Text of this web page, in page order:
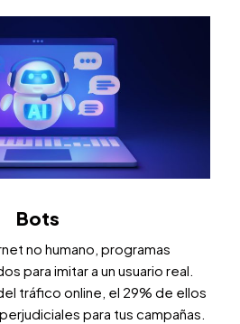
Bots
no humano, programas
para imitar a un usuario real.
tráfico online, el 29% de ellos
para tus campañas.